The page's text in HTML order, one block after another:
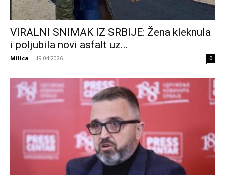
VIRALNI SNIMAK IZ SRBIJE: Žena kleknula
i poljubila novi asfalt uz...
Milica - 19.04.2026 0